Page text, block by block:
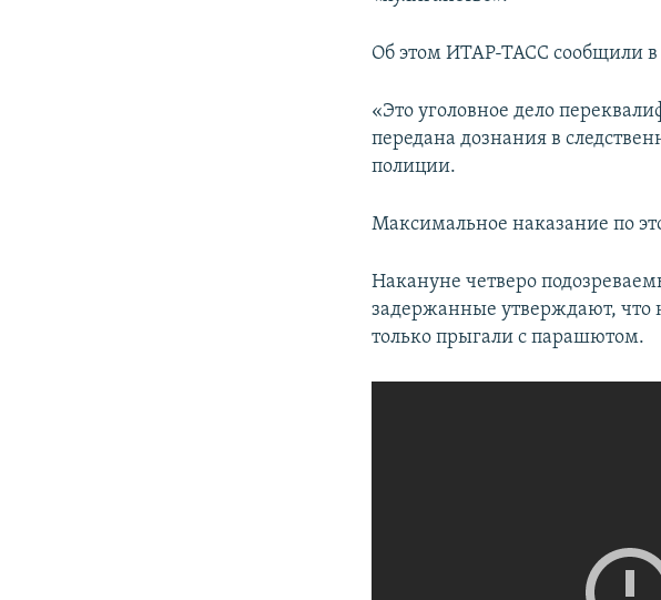
Об этом ИТАР-ТАСС сообщили
«Это уголовное дело
передана дознания в
полиции.
Максимальное наказание по
Накануне четверо
задержанные утверждают,
только прыгали с парашютом.